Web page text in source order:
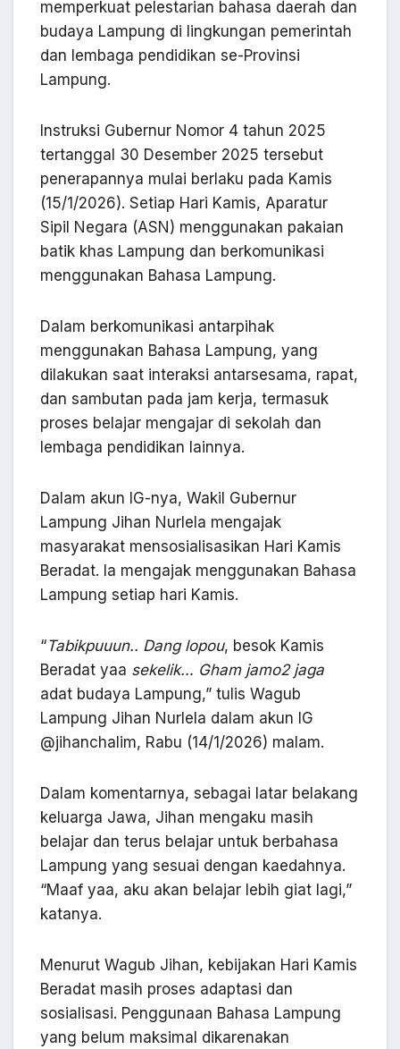
memperkuat pelestarian bahasa daerah dan
budaya Lampung di lingkungan pemerintah
dan lembaga pendidikan se-Provinsi
Lampung.
Instruksi Gubernur Nomor 4 tahun 2025
tertanggal 30 Desember 2025 tersebut
penerapannya mulai berlaku pada Kamis
(15/1/2026). Setiap Hari Kamis, Aparatur
Sipil Negara (ASN) menggunakan pakaian
batik khas Lampung dan berkomunikasi
menggunakan Bahasa Lampung.
Dalam berkomunikasi antarpihak
menggunakan Bahasa Lampung, yang
dilakukan saat interaksi antarsesama, rapat,
dan sambutan pada jam kerja, termasuk
proses belajar mengajar di sekolah dan
lembaga pendidikan lainnya.
Dalam akun IG-nya, Wakil Gubernur
Lampung Jihan Nurlela mengajak
masyarakat mensosialisasikan Hari Kamis
Beradat. Ia mengajak menggunakan Bahasa
Lampung setiap hari Kamis.
“Tabikpuuun.. Dang lopou, besok Kamis
Beradat yaa sekelik… Gham jamo2 jaga
adat budaya Lampung,” tulis Wagub
Lampung Jihan Nurlela dalam akun IG
@jihanchalim, Rabu (14/1/2026) malam.
Dalam komentarnya, sebagai latar belakang
keluarga Jawa, Jihan mengaku masih
belajar dan terus belajar untuk berbahasa
Lampung yang sesuai dengan kaedahnya.
“Maaf yaa, aku akan belajar lebih giat lagi,”
katanya.
Menurut Wagub Jihan, kebijakan Hari Kamis
Beradat masih proses adaptasi dan
sosialisasi. Penggunaan Bahasa Lampung
yang belum maksimal dikarenakan